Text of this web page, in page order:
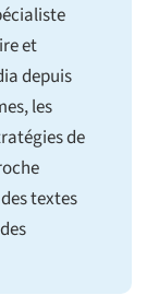
et
depuis
les
de
textes